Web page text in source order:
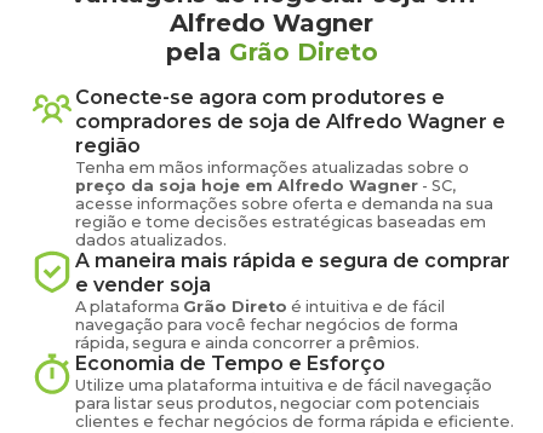
Alfredo Wagner
pela Grão Direto
Conecte-se agora com produtores e
compradores de soja de Alfredo Wagner e
região
Tenha em mãos informações atualizadas sobre o
preço da soja hoje em Alfredo Wagner - SC,
acesse informações sobre oferta e demanda na sua
região e tome decisões estratégicas baseadas em
dados atualizados.
A maneira mais rápida e segura de comprar
e vender soja
A plataforma Grão Direto é intuitiva e de fácil
navegação para você fechar negócios de forma
rápida, segura e ainda concorrer a prêmios.
Economia de Tempo e Esforço
Utilize uma plataforma intuitiva e de fácil navegação
para listar seus produtos, negociar com potenciais
clientes e fechar negócios de forma rápida e eficiente.